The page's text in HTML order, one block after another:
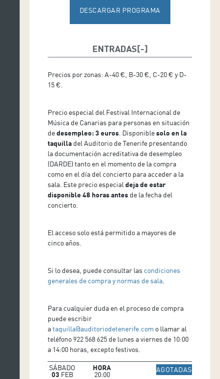
DESCARGAR PROGRAMA
ENTRADAS
Precios por zonas: A-40 €, B-30 €, C-20 € y D-
15 €.
Precio especial del Festival Internacional de
Música de Canarias para personas en situación
dedesempleo: 3 euros . Disponiblesolo en la
taquilla del Auditorio de Tenerife presentando
la documentación acreditativa de desempleo
(DARDE) tanto en el momento de la compra
como en el día del concierto para acceder a la
sala. Este precio especialdeja de estar
disponible 48 horas antes de la fecha del
concierto.
El acceso solo está permitido a mayores de
cinco años.
Si lo desea, puede consultar las condiciones
generales de compra y normas de sala
Para cualquier duda en el proceso de compra
puede escribir
ataquilla@auditoriodetenerife.com o llamar al
teléfono 922 568 625 de lunes a viernes de 10:00
a 14:00 horas, excepto festivos.
SÁBADO
03 FEB
HORA
20:00
AGOTADASIR A